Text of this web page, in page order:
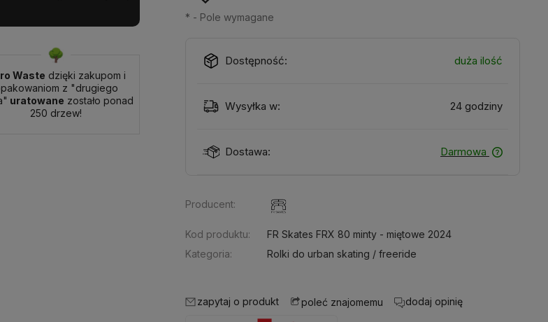
Waste dzięki zakupom i
z "drugiego
uratowane zostało ponad
250 drzew!
* - Pole wymagane
Dostępność: duża ilość
Wysyłka w: 24 godziny
Dostawa: Darmowa
Producent:
Kod produktu:
FR Skates FRX 80 minty - miętowe 2024
Kategoria:
Rolki do urban skating / freeride
zapytaj o produkt poleć znajomemu dodaj opinię